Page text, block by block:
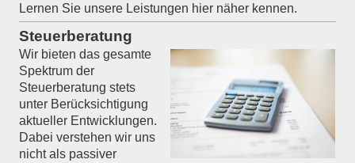
Lernen Sie unsere Leistungen hier näher kennen.
Steuerberatung
Wir bieten das gesamte
Spektrum der
Steuerberatung stets
unter Berücksichtigung
aktueller Entwicklungen.
Dabei verstehen wir uns
nicht als passiver